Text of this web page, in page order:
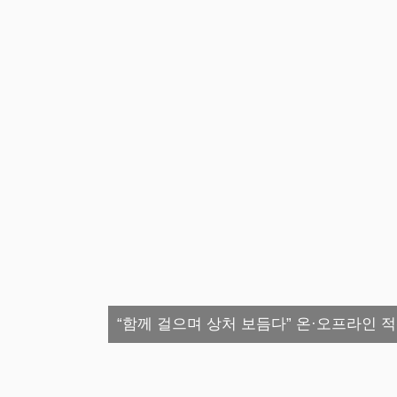
“함께 걸으며 상처 보듬다” 온·오프라인